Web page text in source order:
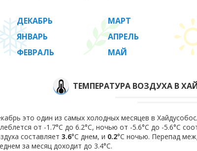
ДЕКАБРЬ
ЯНВАРЬ
ФЕВРАЛЬ
МАРТ
АПРЕЛЬ
МАЙ
ТЕМПЕРАТУРА ВОЗДУХА В
это один из самых холодных месяцев в
от -1.7°C до 6.2°C, ночью от -5.6°C до -5.6°C
составляет 3.6°C днем, и 0.2°C ночью. Перепад
за месяц доходит до 3.4°С.